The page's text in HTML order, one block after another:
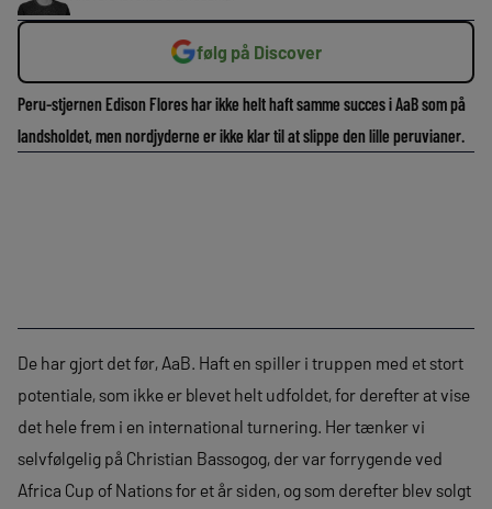
følg på Discover
Peru-stjernen Edison Flores har ikke helt haft samme succes i AaB som på
landsholdet, men nordjyderne er ikke klar til at slippe den lille peruvianer.
De har gjort det før, AaB. Haft en spiller i truppen med et stort
potentiale, som ikke er blevet helt udfoldet, for derefter at vise
det hele frem i en international turnering. Her tænker vi
selvfølgelig på Christian Bassogog, der var forrygende ved
Africa Cup of Nations for et år siden, og som derefter blev solgt